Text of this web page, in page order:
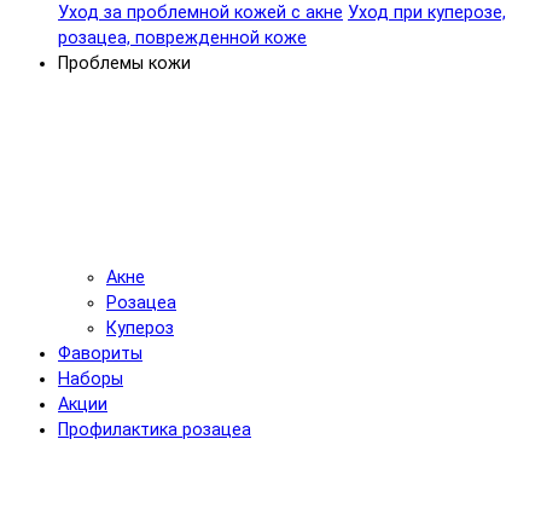
Уход за проблемной кожей с акне Уход при куперозе,
розацеа, поврежденной коже
Проблемы кожи
Акне
Розацеа
Купероз
Фавориты
Наборы
Акции
Профилактика розацеа